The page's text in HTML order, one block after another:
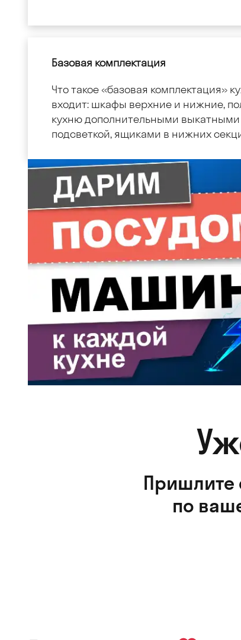
Базовая комплектация
Что такое «базовая комплектация»
входит: шкафы верхние и нижние,
кухню дополнительными
подсветкой, ящиками в нижних
Пришлите
по